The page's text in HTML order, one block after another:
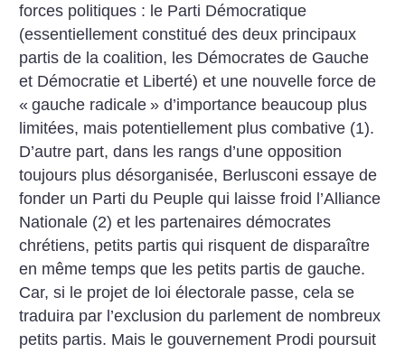
forces politiques : le Parti Démocratique
(essentiellement constitué des deux principaux
partis de la coalition, les Démocrates de Gauche
et Démocratie et Liberté) et une nouvelle force de
« gauche radicale » d’importance beaucoup plus
limitées, mais potentiellement plus combative (1).
D’autre part, dans les rangs d’une opposition
toujours plus désorganisée, Berlusconi essaye de
fonder un Parti du Peuple qui laisse froid l’Alliance
Nationale (2) et les partenaires démocrates
chrétiens, petits partis qui risquent de disparaître
en même temps que les petits partis de gauche.
Car, si le projet de loi électorale passe, cela se
traduira par l’exclusion du parlement de nombreux
petits partis. Mais le gouvernement Prodi poursuit